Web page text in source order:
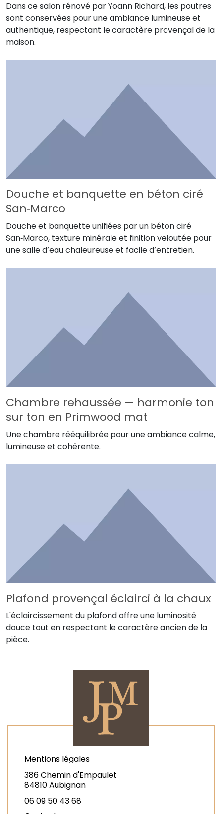
Dans ce salon rénové par Yoann Richard, les poutres
sont conservées pour une ambiance lumineuse et
authentique, respectant le caractère provençal de la
maison.
Douche et banquette en béton ciré
San‑Marco
Douche et banquette unifiées par un béton ciré
San‑Marco, texture minérale et finition veloutée pour
une salle d’eau chaleureuse et facile d’entretien.
Chambre rehaussée — harmonie ton
sur ton en Primwood mat
Une chambre rééquilibrée pour une ambiance calme,
lumineuse et cohérente.
Plafond provençal éclairci à la chaux
L'éclaircissement du plafond offre une luminosité
douce tout en respectant le caractère ancien de la
pièce.
Mentions légales
386 Chemin d'Empaulet
84810 Aubignan
06 09 50 43 68